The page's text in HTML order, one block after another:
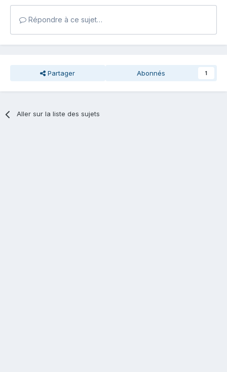
Répondre à ce sujet…
Partager Abonnés 1
Aller sur la liste des sujets